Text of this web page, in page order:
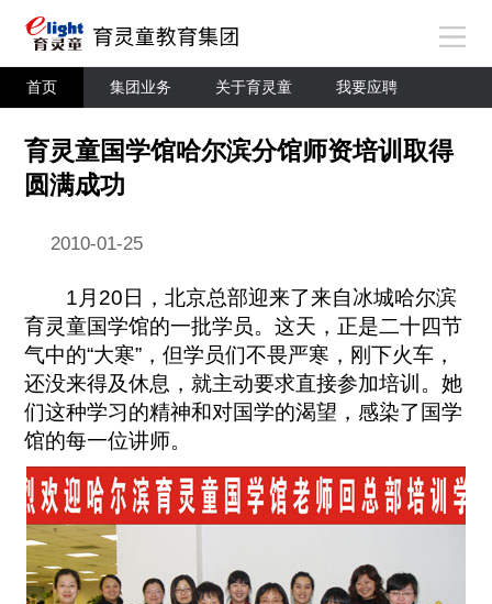
首页 集团业务 关于育灵童 我要应聘
育灵童国学馆哈尔滨分馆师资培训取得
圆满成功
2010-01-25
1月20日，北京总部迎来了来自冰城哈尔滨
育灵童国学馆的一批学员。这天，正是二十四节
气中的“大寒”，但学员们不畏严寒，刚下火车，
还没来得及休息，就主动要求直接参加培训。她
们这种学习的精神和对国学的渴望，感染了国学
馆的每一位讲师。